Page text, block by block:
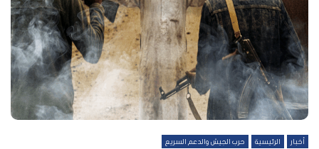
أخبار الرئيسية حرب الجيش والدعم السريع